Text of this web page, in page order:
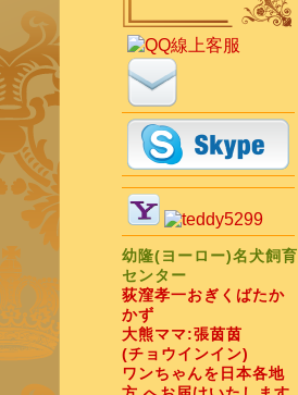
幼隆(ヨーロー)名犬飼育
センター
荻漥孝一おぎくばたか
かず
大熊ママ:張茵茵
(チョウインイン)
ワンちゃんを日本各地